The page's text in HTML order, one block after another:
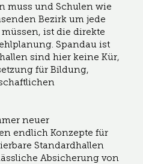
muss und Schulen wie
Bezirk um jede
ist die direkte
Spandau ist
sind hier keine Kür,
für Bildung,
neuer
endlich Konzepte für
Standardhallen
Absicherung von